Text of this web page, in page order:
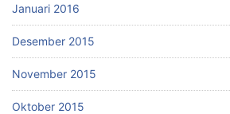
Januari 2016
Desember 2015
November 2015
Oktober 2015